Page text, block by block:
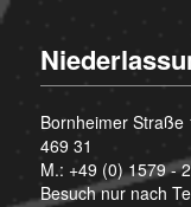
Bornheimer
469 31
M.: +49 (0) 1579 -
Besuch nur nach